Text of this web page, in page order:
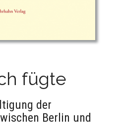
fügte
der
Berlin und